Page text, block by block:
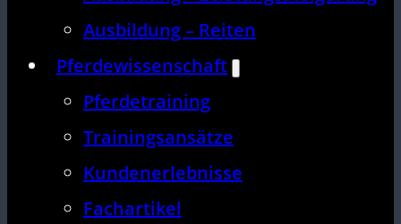
Ausbildung – Reiten
Pferdewissenschaft
Pferdetraining
Trainingsansätze
Kundenerlebnisse
Fachartikel